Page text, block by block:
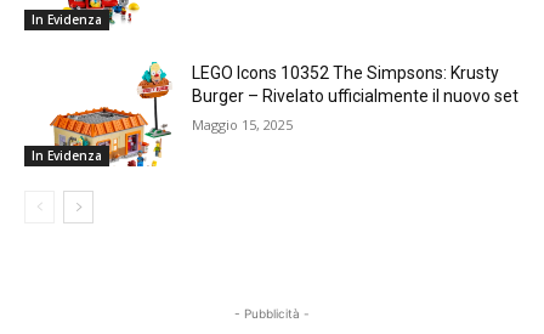
In Evidenza
In Evidenza
LEGO Icons 10352 The Simpsons: Krusty
Burger – Rivelato ufficialmente il nuovo set
Maggio 15, 2025
- Pubblicità -